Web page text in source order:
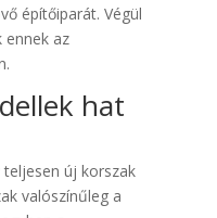
építőiparát. Végül
ennek az
hat
teljesen új korszak
valószínűleg a